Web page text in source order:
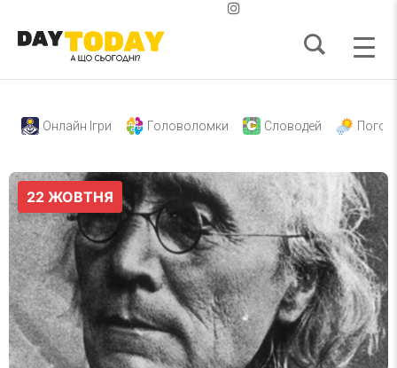
Онлайн Ігри Головоломки Словодей